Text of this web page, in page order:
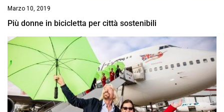
Marzo 10, 2019
Più donne in bicicletta per città sostenibili